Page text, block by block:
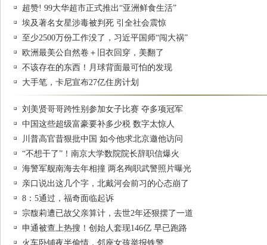
超赞! 99大华超市正式推出“亚洲鲜食生活”
埃及著名女星涉毒被判死 引全社会震惊
至少2500万份工作没了，习近平国师“闯大祸”
欧洲最美公自然卷＋旧衣回穿，美翻了
不该存在的东西！月球背面最可怕的发现
大手笔，卡尼宣布27亿住房计划
刘美贤哥哥跨性别参加女子比赛 夺多项冠军
中国这些超级富豪要补多少税 数字太惊人
川普高官昔狠批中国 如今他求北京邀他访问
“不想干了”！南京大学数院院长辞职信爆火
海警军舰南海去年相撞 两名殉职武警照片曝光
亲口说出这几个字，北戴河会前习的心态崩了
8：5通过，福奇面临起诉
宗馥莉遭已故父亲算计，去世2年还狠摆了一道
申通被查上热搜！创始人套现146亿 早已跑路
火车卧铺夜半偷情，邻座女孩举报铁警